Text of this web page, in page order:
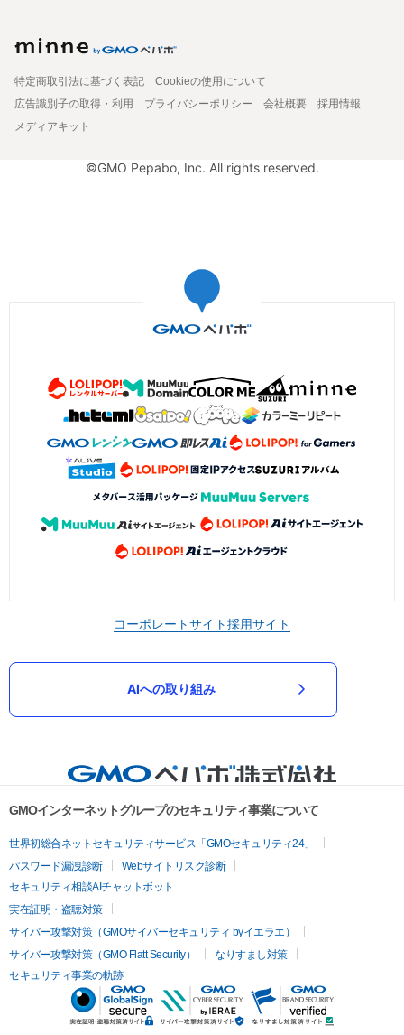
特定商取引法に基づく表記
Cookieの使用について
広告識別子の取得・利用
プライバシーポリシー 会社概要
採用情報
メディアキット
©GMO Pepabo, Inc. All rights reserved.
コーポレートサイト採用サイト
AIへの取り組み
GMOインターネットグループのセキュリティ事業について
世界初総合ネットセキュリティサービス「GMOセキュリティ24」
パスワード漏洩診断
Webサイトリスク診断
セキュリティ相談AIチャットボット
実在証明・盗聴対策
サイバー攻撃対策（GMOサイバーセキュリティ byイエラエ）
サイバー攻撃対策（GMO Flatt Security）
なりすまし対策
セキュリティ事業の軌跡